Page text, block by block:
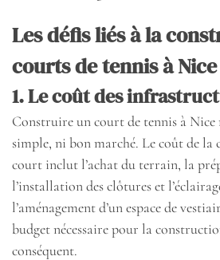
Les défis liés à la
courts de tennis à Nice
1. Le coût des
Construire un court de tennis à Nice
simple, ni bon marché. Le coût de la
court inclut l’achat du terrain, la
l’installation des clôtures et
l’aménagement d’un espace de
budget nécessaire pour la
conséquent.